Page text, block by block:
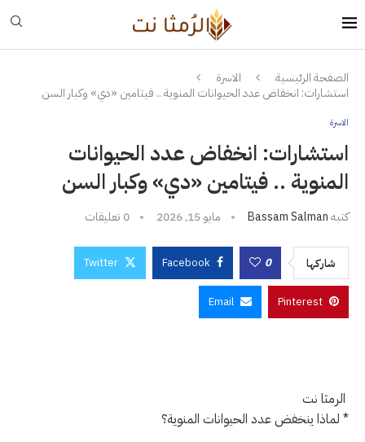
الصفحة الرئيسية
الاسرة
استشارات: انخفاض عدد الحيوانات المنوية .. فيتامين «دي» وكبار السن
الاسرة
استشارات: انخفاض عدد الحيوانات
المنوية .. فيتامين «دي» وكبار السن
كتبهBassam Salman مايو 15, 2026 0 تعليقات
شاركها 0
Facebook
Twitter
Pinterest
Email
الرمثا نت
* لماذا ينخفض عدد الحيوانات المنوية؟